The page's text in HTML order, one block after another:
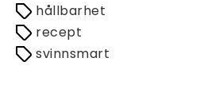
hållbarhet
recept
svinnsmart